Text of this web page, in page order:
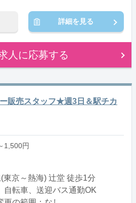
詳細を見る
人に応募する
販売スタッフ★週3日＆駅チカ
1,500円
東京～熱海) 辻堂 徒歩1分
自転車、送迎バス通勤OK